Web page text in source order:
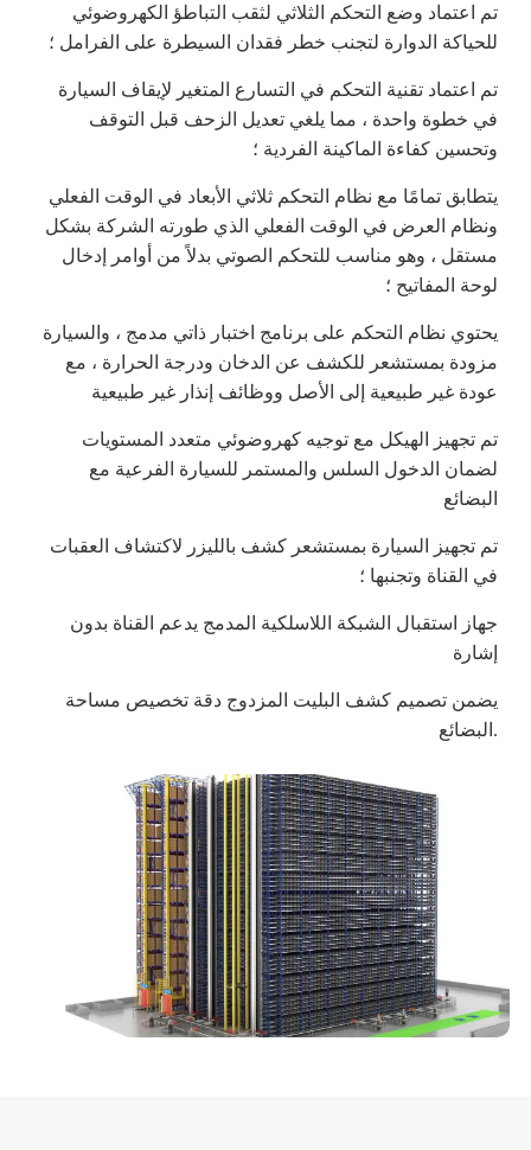
تم اعتماد وضع التحكم الثلاثي لثقب التباطؤ الكهروضوئي
للحياكة الدوارة لتجنب خطر فقدان السيطرة على الفرامل ؛
تم اعتماد تقنية التحكم في التسارع المتغير لإيقاف السيارة
في خطوة واحدة ، مما يلغي تعديل الزحف قبل التوقف
وتحسين كفاءة الماكينة الفردية ؛
يتطابق تمامًا مع نظام التحكم ثلاثي الأبعاد في الوقت الفعلي
ونظام العرض في الوقت الفعلي الذي طورته الشركة بشكل
مستقل ، وهو مناسب للتحكم الصوتي بدلاً من أوامر إدخال
لوحة المفاتيح ؛
يحتوي نظام التحكم على برنامج اختبار ذاتي مدمج ، والسيارة
مزودة بمستشعر للكشف عن الدخان ودرجة الحرارة ، مع
عودة غير طبيعية إلى الأصل ووظائف إنذار غير طبيعية
تم تجهيز الهيكل مع توجيه كهروضوئي متعدد المستويات
لضمان الدخول السلس والمستمر للسيارة الفرعية مع
البضائع
تم تجهيز السيارة بمستشعر كشف بالليزر لاكتشاف العقبات
في القناة وتجنبها ؛
جهاز استقبال الشبكة اللاسلكية المدمج يدعم القناة بدون
إشارة
يضمن تصميم كشف البليت المزدوج دقة تخصيص مساحة
البضائع.